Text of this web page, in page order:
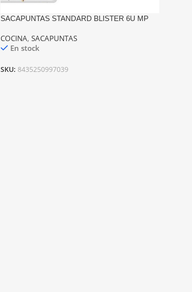
SACAPUNTAS STANDARD BLISTER 6U MP
COCINA, SACAPUNTAS
En stock
SKU: 8435250997039